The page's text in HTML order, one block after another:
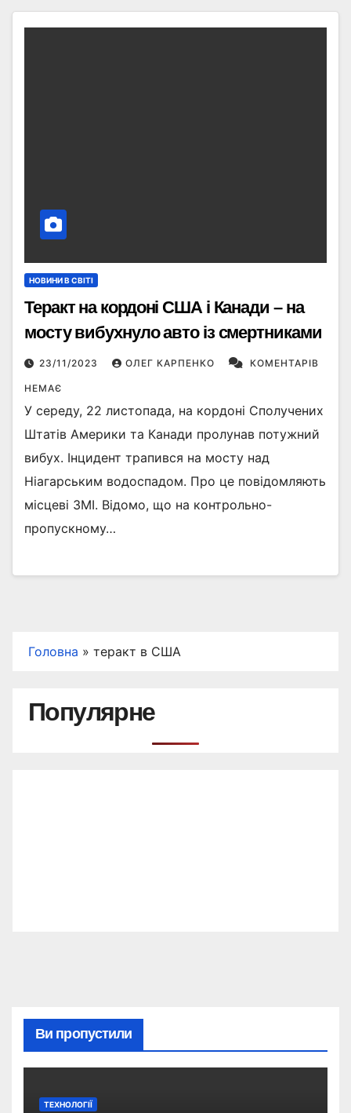
НОВИНИ В СВІТІ
Теракт на кордоні США і Канади – на
мосту вибухнуло авто із смертниками
23/11/2023 ОЛЕГ КАРПЕНКО КОМЕНТАРІВ
НЕМАЄ
У середу, 22 листопада, на кордоні Сполучених
Штатів Америки та Канади пролунав потужний
вибух. Інцидент трапився на мосту над
Ніагарським водоспадом. Про це повідомляють
місцеві ЗМІ. Відомо, що на контрольно-
пропускному…
Головна » теракт в США
Популярне
Ви пропустили
ТЕХНОЛОГІЇ